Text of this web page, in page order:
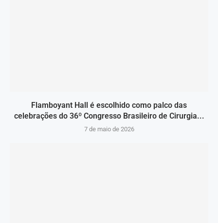
Flamboyant Hall é escolhido como palco das
celebrações do 36º Congresso Brasileiro de Cirurgia...
7 de maio de 2026